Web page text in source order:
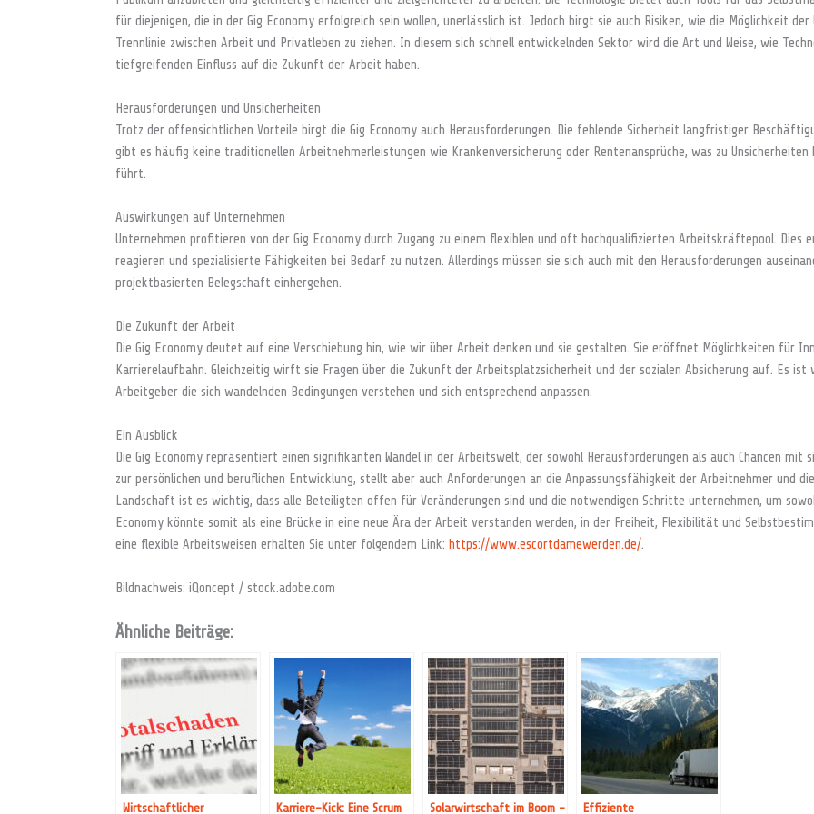
für diejenigen, die in der Gig Economy erfolgreich sein wollen, unerlässlich ist. Jedoch birgt sie auch Risiken, wie die Möglichkeit
Trennlinie zwischen Arbeit und Privatleben zu ziehen. In diesem sich schnell entwickelnden Sektor wird die Art und Weise, wie
tiefgreifenden Einfluss auf die Zukunft der Arbeit haben.
Herausforderungen und Unsicherheiten
Trotz der offensichtlichen Vorteile birgt die Gig Economy auch Herausforderungen. Die fehlende Sicherheit langfristiger
gibt es häufig keine traditionellen Arbeitnehmerleistungen wie Krankenversicherung oder Rentenansprüche, was zu
führt.
Auswirkungen auf Unternehmen
Unternehmen profitieren von der Gig Economy durch Zugang zu einem flexiblen und oft hochqualifizierten Arbeitskräftepool. Dies
reagieren und spezialisierte Fähigkeiten bei Bedarf zu nutzen. Allerdings müssen sie sich auch mit den Herausforderungen
projektbasierten Belegschaft einhergehen.
Die Zukunft der Arbeit
Die Gig Economy deutet auf eine Verschiebung hin, wie wir über Arbeit denken und sie gestalten. Sie eröffnet Möglichkeiten für
Karrierelaufbahn. Gleichzeitig wirft sie Fragen über die Zukunft der Arbeitsplatzsicherheit und der sozialen Absicherung auf. Es ist
Arbeitgeber die sich wandelnden Bedingungen verstehen und sich entsprechend anpassen.
Ein Ausblick
Die Gig Economy repräsentiert einen signifikanten Wandel in der Arbeitswelt, der sowohl Herausforderungen als auch Chancen
zur persönlichen und beruflichen Entwicklung, stellt aber auch Anforderungen an die Anpassungsfähigkeit der Arbeitnehmer und
Landschaft ist es wichtig, dass alle Beteiligten offen für Veränderungen sind und die notwendigen Schritte unternehmen, um
Economy könnte somit als eine Brücke in eine neue Ära der Arbeit verstanden werden, in der Freiheit, Flexibilität und
eine flexible Arbeitsweisen erhalten Sie unter folgendem Link: https://www.escortdamewerden.de/.
Bildnachweis: iQoncept / stock.adobe.com
Ähnliche Beiträge:
Wirtschaftlicher Karriere-Kick: Eine Scrum Solarwirtschaft im Boom – Effiziente